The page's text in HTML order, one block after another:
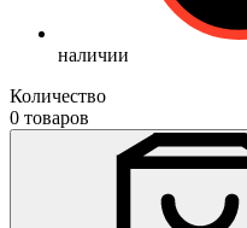
наличии
Количество
0 товаров